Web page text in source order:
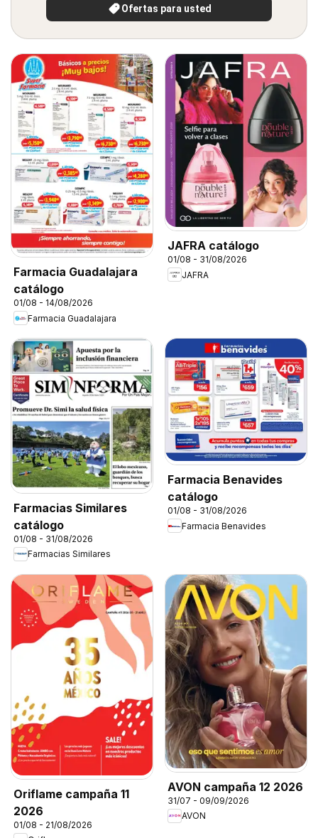
Ofertas para usted
Farmacia Guadalajara
catálogo
01/08 - 14/08/2026
Farmacia Guadalajara
JAFRA catálogo
01/08 - 31/08/2026
JAFRA
Farmacias Similares
catálogo
01/08 - 31/08/2026
Farmacias Similares
Farmacia Benavides
catálogo
01/08 - 31/08/2026
Farmacia Benavides
Oriflame campaña 11
2026
01/08 - 21/08/2026
AVON campaña 12 2026
31/07 - 09/09/2026
AVON